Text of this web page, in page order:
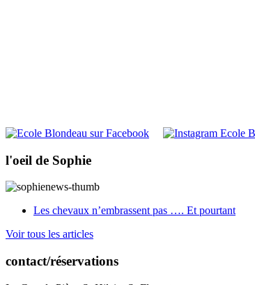
l'oeil de Sophie
Les chevaux n’embrassent pas …. Et pourtant
Voir tous les articles
contact/réservations